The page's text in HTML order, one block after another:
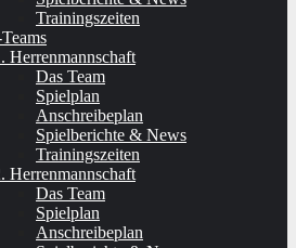
Trainingszeiten
Herrenmannschaft
Das Team
Spielplan
Anschreibeplan
Spielberichte & News
Trainingszeiten
Herrenmannschaft
Das Team
Spielplan
Anschreibeplan